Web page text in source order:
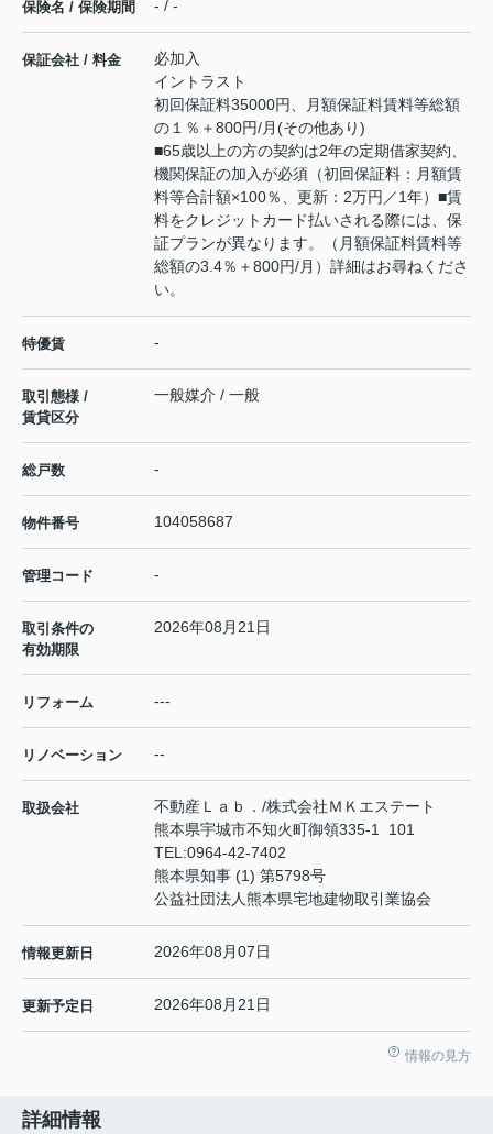
保険名 / 保険期間 - / -
保証会社 / 料金
必加入
イントラスト
初回保証料35000円、月額保証料賃料等総額
の１％＋800円/月(その他あり)
■65歳以上の方の契約は2年の定期借家契約、
機関保証の加入が必須（初回保証料：月額賃
料等合計額×100％、更新：2万円／1年）■賃
料をクレジットカード払いされる際には、保
証プランが異なります。（月額保証料賃料等
総額の3.4％＋800円/月）詳細はお尋ねくださ
い。
特優賃 -
取引態様 /
賃貸区分
一般媒介 / 一般
総戸数 -
物件番号 104058687
管理コード -
取引条件の
有効期限
2026年08月21日
リフォーム ---
リノベーション --
取扱会社
不動産Ｌａｂ．/株式会社ＭＫエステート
熊本県宇城市不知火町御領335-1 101
TEL:0964-42-7402
熊本県知事 (1) 第5798号
公益社団法人熊本県宅地建物取引業協会
情報更新日 2026年08月07日
更新予定日 2026年08月21日
情報の見方
詳細情報